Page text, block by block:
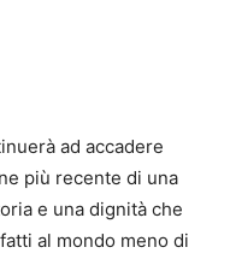
ad accadere
più recente di una
e una dignità che
al mondo meno di